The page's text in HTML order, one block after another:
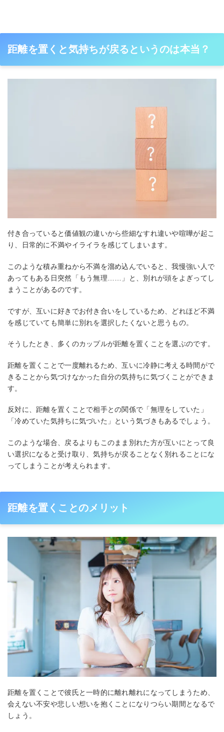
距離を置くと気持ちが戻るというのは本当？
付き合っていると価値観の違いから些細なすれ違いや喧嘩が起こ
り、日常的に不満やイライラを感じてしまいます。
このような積み重ねから不満を溜め込んでいると、我慢強い人で
あってもある日突然「もう無理……」と、別れが頭をよぎってし
まうことがあるのです。
ですが、互いに好きでお付き合いをしているため、どれほど不満
を感じていても簡単に別れを選択したくないと思うもの。
そうしたとき、多くのカップルが距離を置くことを選ぶのです。
距離を置くことで一度離れるため、互いに冷静に考える時間がで
きることから気づけなかった自分の気持ちに気づくことができま
す。
反対に、距離を置くことで相手との関係で「無理をしていた」
「冷めていた気持ちに気づいた」という気づきもあるでしょう。
このような場合、戻るよりもこのまま別れた方が互いにとって良
い選択になると受け取り、気持ちが戻ることなく別れることにな
ってしまうことが考えられます。
距離を置くことのメリット
距離を置くことで彼氏と一時的に離れ離れになってしまうため、
会えない不安や悲しい想いを抱くことになりつらい期間となるで
しょう。